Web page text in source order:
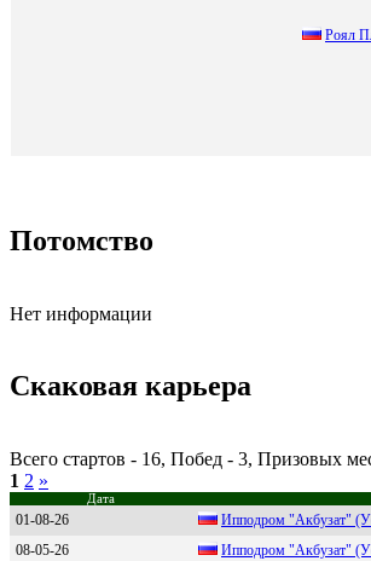
Роял
Потомство
Нет информации
Скаковая карьера
Всего стартов - 16, Побед - 3, Призовых
1 2 »
Дата
01-08-26 Ипподром "Aкбузат"
08-05-26
Ипподром "Акбузат"